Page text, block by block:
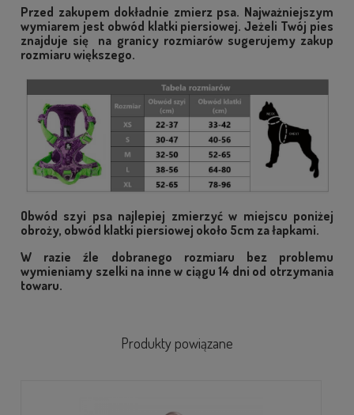
Przed zakupem dokładnie zmierz psa. Najważniejszym
wymiarem jest obwód klatki piersiowej. Jeżeli Twój pies
znajduje się na granicy rozmiarów sugerujemy zakup
rozmiaru większego.
Obwód szyi psa najlepiej zmierzyć w miejscu poniżej
obroży, obwód klatki piersiowej około 5cm za łapkami.
W razie źle dobranego rozmiaru bez problemu
wymieniamy szelki na inne w ciągu 14 dni od otrzymania
towaru.
Produkty powiązane